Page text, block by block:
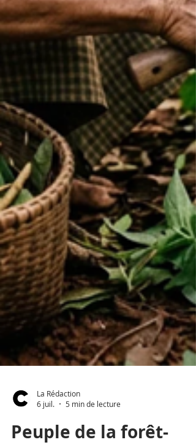
La Rédaction
6 juil.
5 min de lecture